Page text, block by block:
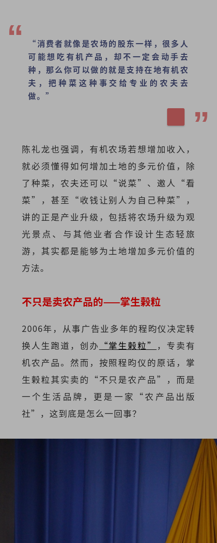
“消费者就像是农场的股东一样，很多人
可能想吃有机产品，却不一定会动手去
种，那么你可以做的就是支持在地有机农
夫，把种菜这种事交给专业的农夫去
做。”
陈礼龙也强调，有机农场若想增加收入，
就必须懂得如何增加土地的多元价值，除
了种菜，农夫还可以“说菜”、邀人“看
菜”，甚至“收钱让别人为自己种菜”，
讲的正是产业升级，包括将农场升级为观
光景点、与其他业者合作设计生态轻旅
游，其实都是能够为土地增加多元价值的
方法。
不只是卖农产品的——掌生榖粒
2006年，从事广告业多年的程昀仪决定转
换人生跑道，创办 “掌生榖粒”
，专卖有
机农产品。然而，按照程昀仪的原话，掌
生榖粒其实卖的“不只是农产品”，而是
一个生活品牌，更是一家“农产品出版
社”，这到底是怎么一回事？